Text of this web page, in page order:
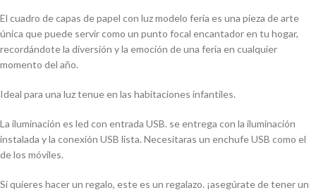
El cuadro de capas de papel con luz modelo feria es una pieza de arte
única que puede servir como un punto focal encantador en tu hogar,
recordándote la diversión y la emoción de una feria en cualquier
momento del año.
Ideal para una luz tenue en las habitaciones infantiles.
La iluminación es led con entrada USB. se entrega con la iluminación
instalada y la conexión USB lista. Necesitaras un enchufe USB como el
de los móviles.
Si quieres hacer un regalo, este es un regalazo. ¡asegúrate de tener un